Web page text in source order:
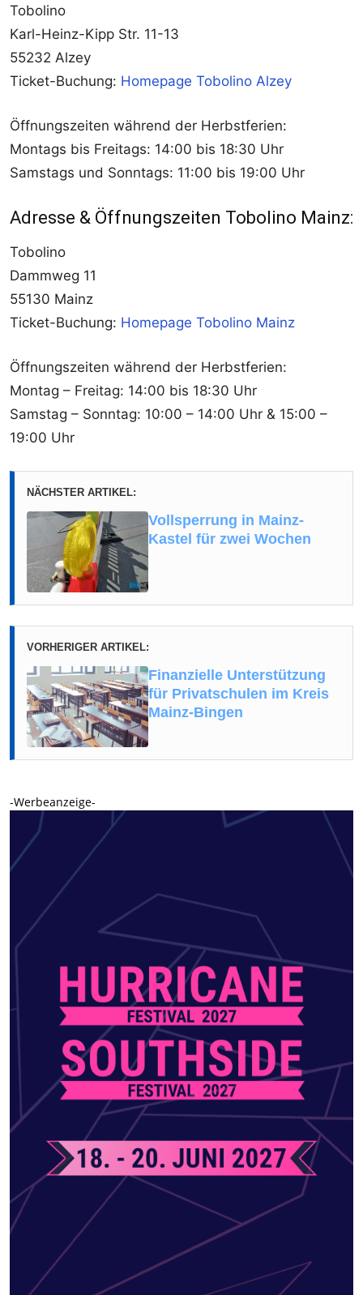
Tobolino
Karl-Heinz-Kipp Str. 11-13
55232 Alzey
Ticket-Buchung: Homepage Tobolino Alzey
Öffnungszeiten während der Herbstferien:
Montags bis Freitags: 14:00 bis 18:30 Uhr
Samstags und Sonntags: 11:00 bis 19:00 Uhr
Adresse & Öffnungszeiten Tobolino Mainz:
Tobolino
Dammweg 11
55130 Mainz
Ticket-Buchung: Homepage Tobolino Mainz
Öffnungszeiten während der Herbstferien:
Montag – Freitag: 14:00 bis 18:30 Uhr
Samstag – Sonntag: 10:00 – 14:00 Uhr & 15:00 –
19:00 Uhr
NÄCHSTER ARTIKEL:
Vollsperrung in Mainz-
Kastel für zwei Wochen
VORHERIGER ARTIKEL:
Finanzielle Unterstützung
für Privatschulen im Kreis
Mainz-Bingen
-Werbeanzeige-